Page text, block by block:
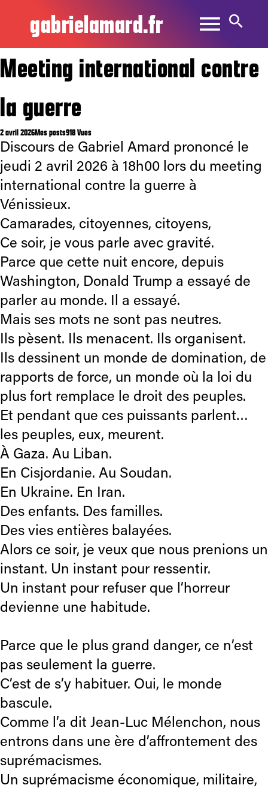
gabrielamard.fr
Meeting international contre
la guerre
2 avril 2026Mes posts918 Vues
Discours de Gabriel Amard prononcé le
jeudi 2 avril 2026 à 18h00 lors du meeting
international contre la guerre à
Vénissieux.
Camarades, citoyennes, citoyens,
Ce soir, je vous parle avec gravité.
Parce que cette nuit encore, depuis
Washington, Donald Trump a essayé de
parler au monde. Il a essayé.
Mais ses mots ne sont pas neutres.
Ils pèsent. Ils menacent. Ils organisent.
Ils dessinent un monde de domination, de
rapports de force, un monde où la loi du
plus fort remplace le droit des peuples.
Et pendant que ces puissants parlent…
les peuples, eux, meurent.
À Gaza. Au Liban.
En Cisjordanie. Au Soudan.
En Ukraine. En Iran.
Des enfants. Des familles.
Des vies entières balayées.
Alors ce soir, je veux que nous prenions un
instant. Un instant pour ressentir.
Un instant pour refuser que l’horreur
devienne une habitude.
Parce que le plus grand danger, ce n’est
pas seulement la guerre.
C’est de s’y habituer. Oui, le monde
bascule.
Comme l’a dit Jean-Luc Mélenchon, nous
entrons dans une ère d’affrontement des
suprémacismes.
Un suprémacisme économique, militaire,